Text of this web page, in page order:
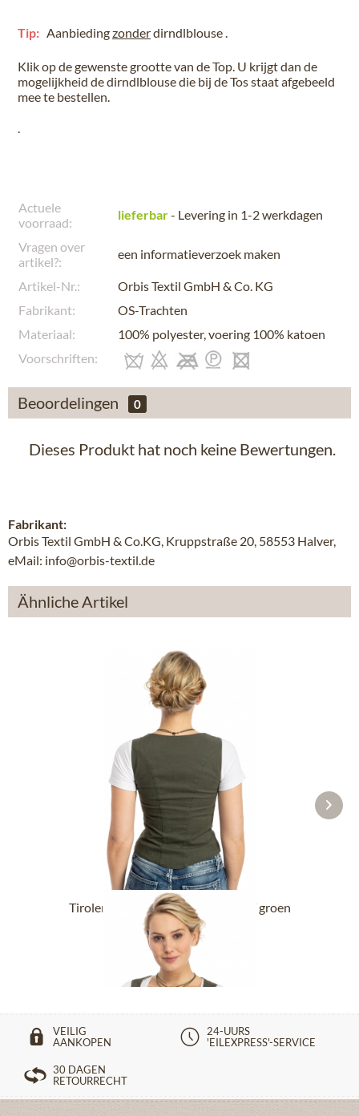
Tip: Aanbiedingzonderdirndlblouse .
Klik op de gewenste grootte van de Top. U krijgt dan de
mogelijkheid de dirndlblouse die bij de Tos staat afgebeeld
mee te bestellen.
.
Actuele
voorraad:
lieferbar- Levering in 1-2 werkdagen
Vragen over
artikel?:
een informatieverzoek maken
Artikel-Nr.:
Orbis Textil GmbH & Co. KG
Fabrikant:
OS-Trachten
Materiaal:
100% polyester, voering 100% katoen
Voorschriften:
Beoordelingen 0
Dieses Produkt hat noch keine Bewertungen.
Fabrikant:
Orbis Textil GmbH & Co.KG, Kruppstraße 20, 58553 Halver,
eMail: info@orbis-textil.de
Ähnliche Artikel
Tiroler tops uitrekken EDELSTETT groen
vanaf € 99,90 *
VEILIG
AANKOPEN
24-UURS
'EILEXPRESS'-SERVICE
30 DAGEN
RETOURRECHT